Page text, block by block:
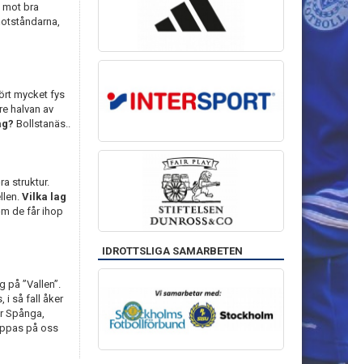
bra
mycket fys
halvan av
Bollstanäs..
struktur.
Vilka lag
de får ihop
”Vallen”.
i så fall åker
Spånga,
på oss
IDROTTSLIGA SAMARBETEN